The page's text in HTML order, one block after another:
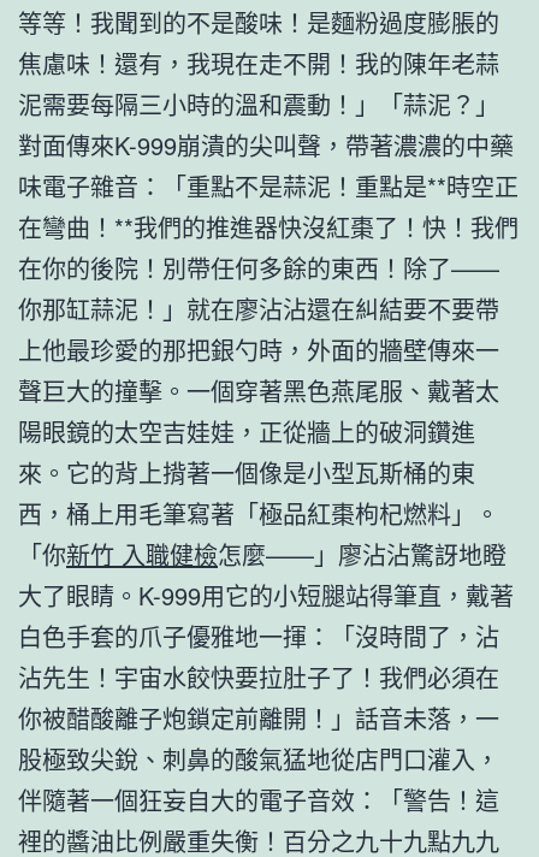
等等！我聞到的不是酸味！是麵粉過度膨脹的
焦慮味！還有，我現在走不開！我的陳年老蒜
泥需要每隔三小時的溫和震動！」「蒜泥？」
對面傳來K-999崩潰的尖叫聲，帶著濃濃的中藥
味電子雜音：「重點不是蒜泥！重點是**時空正
在彎曲！**我們的推進器快沒紅棗了！快！我們
在你的後院！別帶任何多餘的東西！除了——
你那缸蒜泥！」就在廖沾沾還在糾結要不要帶
上他最珍愛的那把銀勺時，外面的牆壁傳來一
聲巨大的撞擊。一個穿著黑色燕尾服、戴著太
陽眼鏡的太空吉娃娃，正從牆上的破洞鑽進
來。它的背上揹著一個像是小型瓦斯桶的東
西，桶上用毛筆寫著「極品紅棗枸杞燃料」。
「你新竹 入職健檢怎麼——」廖沾沾驚訝地瞪
大了眼睛。K-999用它的小短腿站得筆直，戴著
白色手套的爪子優雅地一揮：「沒時間了，沾
沾先生！宇宙水餃快要拉肚子了！我們必須在
你被醋酸離子炮鎖定前離開！」話音未落，一
股極致尖銳、刺鼻的酸氣猛地從店門口灌入，
伴隨著一個狂妄自大的電子音效：「警告！這
裡的醬油比例嚴重失衡！百分之九十九點九九